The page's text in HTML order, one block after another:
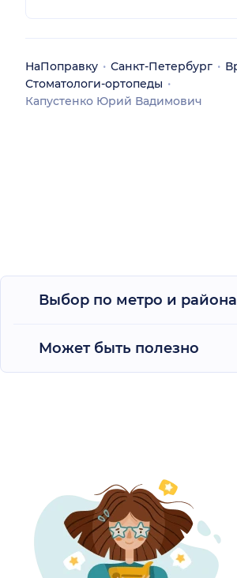
НаПоправку Санкт-Петербург
Стоматологи-ортопеды
Капустенко Юрий Вадимович
Выбор по метро и
Может быть полезно